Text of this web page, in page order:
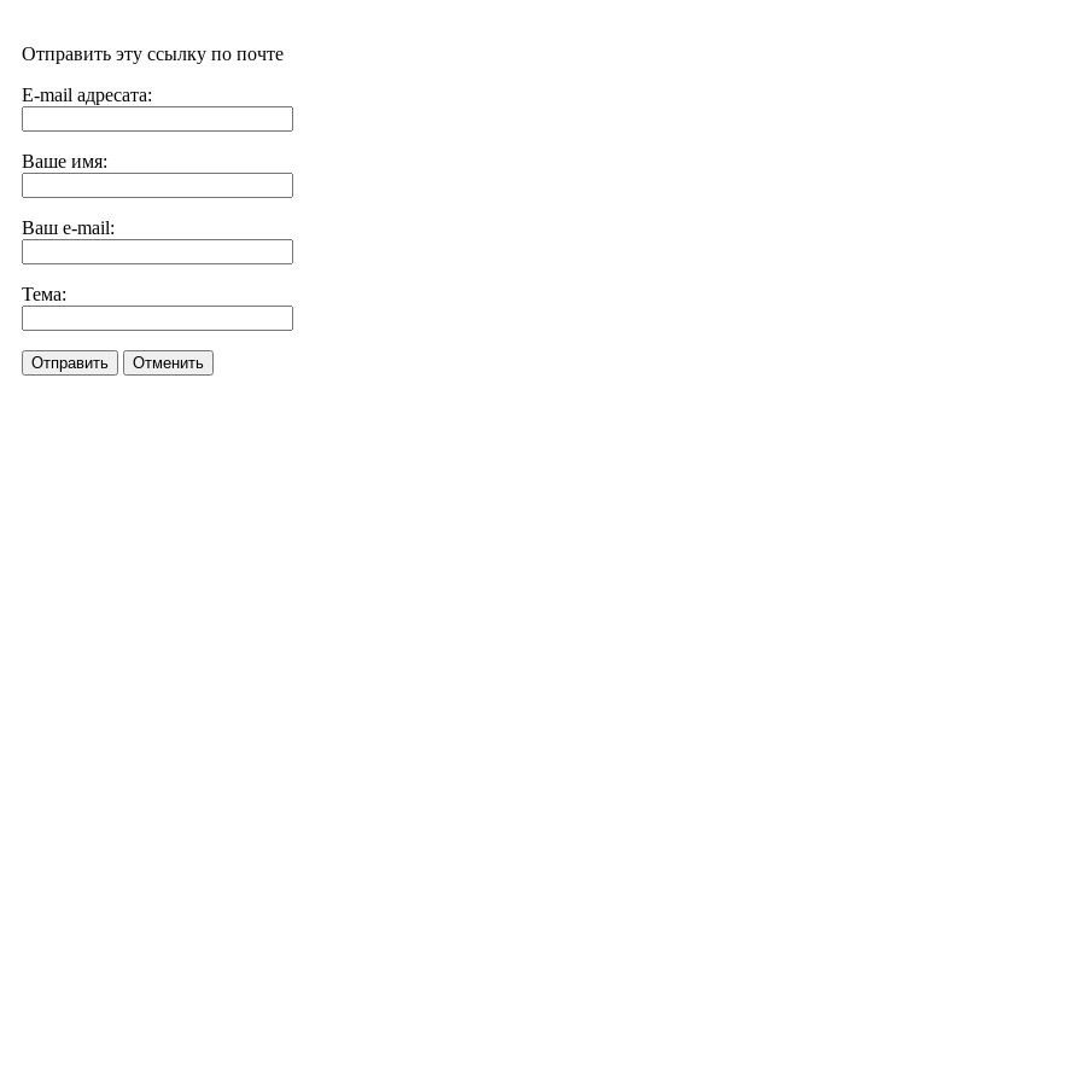
Отправить эту ссылку по почте
E-mail адресата:
Ваше имя:
Ваш e-mail:
Тема:
Отправить Отменить